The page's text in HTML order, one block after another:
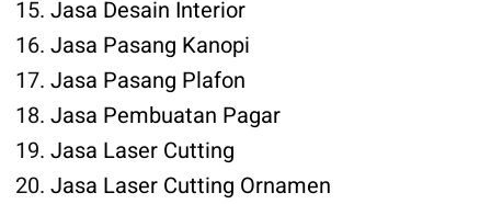
Jasa Desain Interior
Jasa Pasang Kanopi
Jasa Pasang Plafon
Jasa Pembuatan Pagar
Jasa Laser Cutting
Jasa Laser Cutting Ornamen